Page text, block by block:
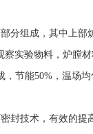
分组成，其中上部
察实验物料，炉膛
，节能50%，温场
封技术，有效的提